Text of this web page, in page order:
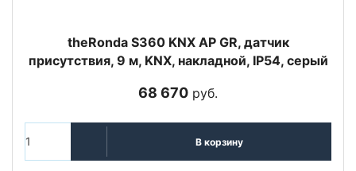
theRonda S360 KNX AP GR, датчик
присутствия, 9 м, KNX, накладной, IP54, серый
68 670 руб.
В корзину